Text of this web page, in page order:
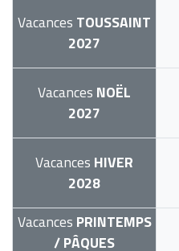
Vacances TOUSSAINT
2027
Vacances NOËL
2027
Vacances HIVER
2028
Vacances PRINTEMPS
/ PÂQUES